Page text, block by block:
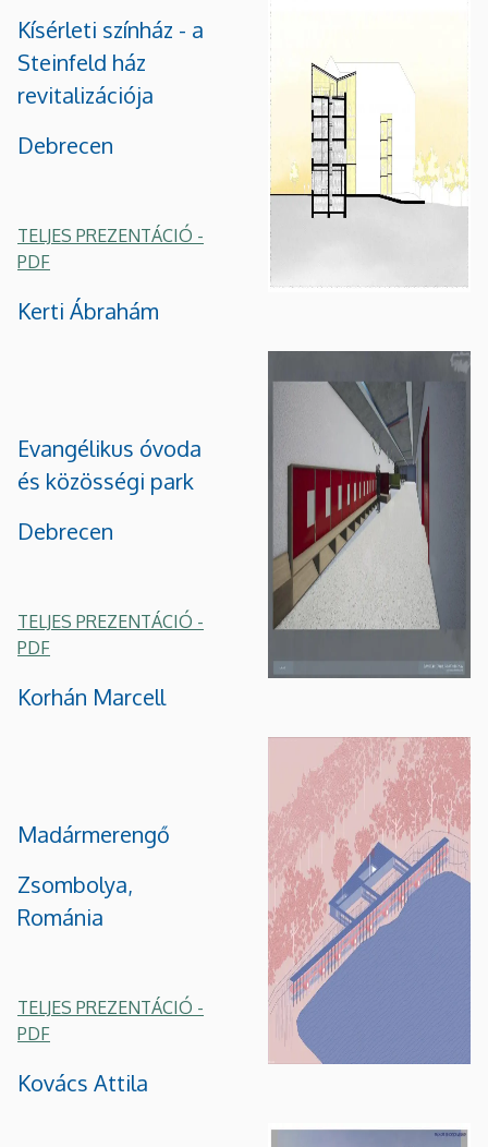
Kísérleti színház - a
Steinfeld ház
revitalizációja
Debrecen
TELJES PREZENTÁCIÓ -
PDF
Kerti Ábrahám
Evangélikus óvoda
és közösségi park
Debrecen
TELJES PREZENTÁCIÓ -
PDF
Korhán Marcell
Madármerengő
Zsombolya,
Románia
TELJES PREZENTÁCIÓ -
PDF
Kovács Attila